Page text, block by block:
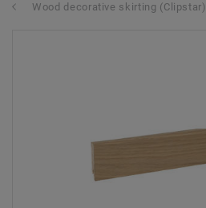
Wood decorative skirting (Clipstar)